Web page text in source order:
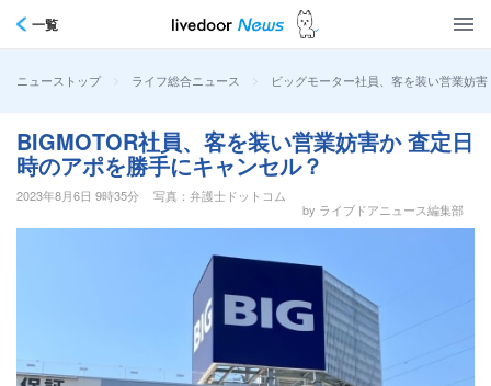
一覧
ニューストップ > ライフ総合ニュース > ビッグモーター社員、客を装い営業妨
BIGMOTOR社員、客を装い営業妨害か 査定日
時のアポを勝手にキャンセル？
2023年8月6日 9時35分
写真：弁護士ドットコム
by ライブドアニュース編集部